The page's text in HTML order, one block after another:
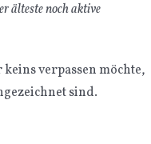
älteste noch aktive
verpassen möchte,
sind.